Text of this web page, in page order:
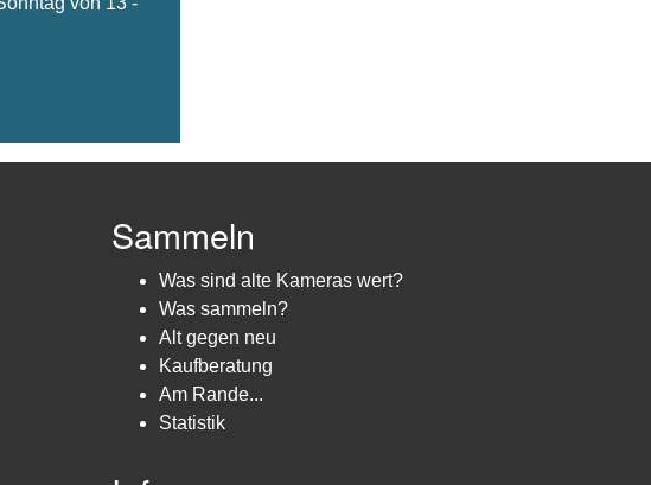
Sammeln
Was sind alte Kameras wert?
Was sammeln?
Alt gegen neu
Kaufberatung
Am Rande...
Statistik